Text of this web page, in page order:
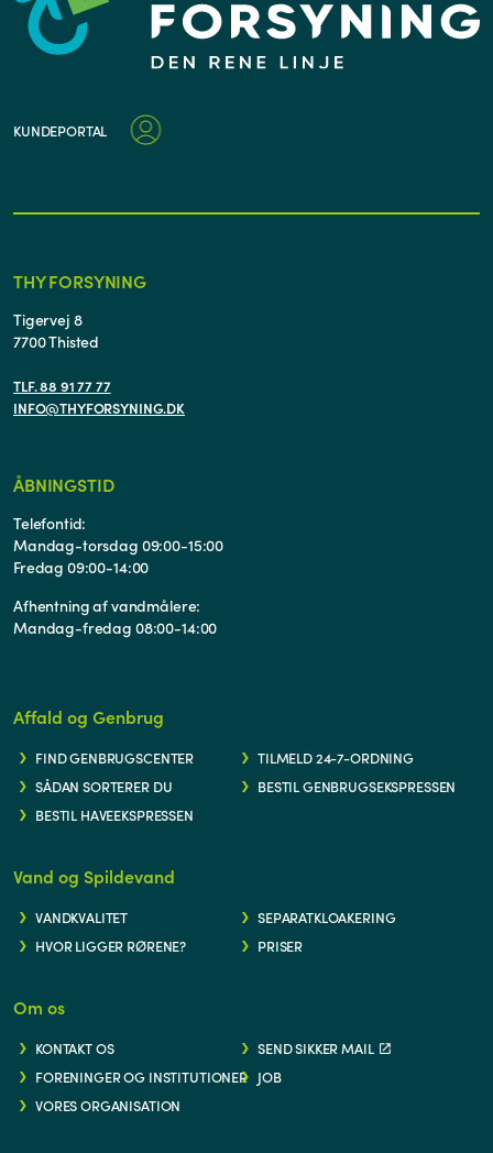
KUNDEPORTAL
THY FORSYNING
Tigervej 8
7700 Thisted
TLF. 88 91 77 77
INFO@THYFORSYNING.DK
ÅBNINGSTID
Telefontid:
Mandag-torsdag 09:00-15:00
Fredag 09:00-14:00
Afhentning af vandmålere:
Mandag-fredag 08:00-14:00
Affald og Genbrug
FIND GENBRUGSCENTER
TILMELD 24-7-ORDNING
SÅDAN SORTERER DU
BESTIL GENBRUGSEKSPRESSEN
BESTIL HAVEEKSPRESSEN
Vand og Spildevand
VANDKVALITET
SEPARATKLOAKERING
HVOR LIGGER RØRENE?
PRISER
Om os
KONTAKT OS
SEND SIKKER MAIL
FORENINGER OG INSTITUTIONER JOB
VORES ORGANISATION